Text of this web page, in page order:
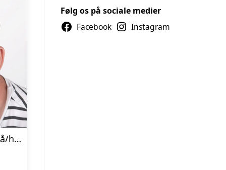
Trucker cap med tryk – Blå/hvid
Følg os på sociale medier
Facebook
Instagram